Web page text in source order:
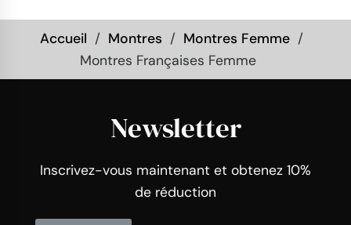
Accueil Montres
Montres Femme
Montres Françaises Femme
Newsletter
Inscrivez-vous maintenant et obtenez 10%
de réduction